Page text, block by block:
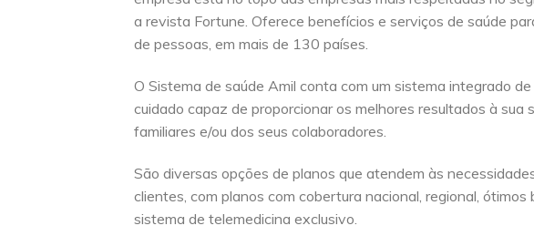
a revista Fortune. Oferece benefícios e serviços de saúde
de pessoas, em mais de 130 países.
O Sistema de saúde Amil conta com um sistema integrado
cuidado capaz de proporcionar os melhores resultados à sua
familiares e/ou dos seus colaboradores.
São diversas opções de planos que atendem às
clientes, com planos com cobertura nacional, regional, ótimos
sistema de telemedicina exclusivo.